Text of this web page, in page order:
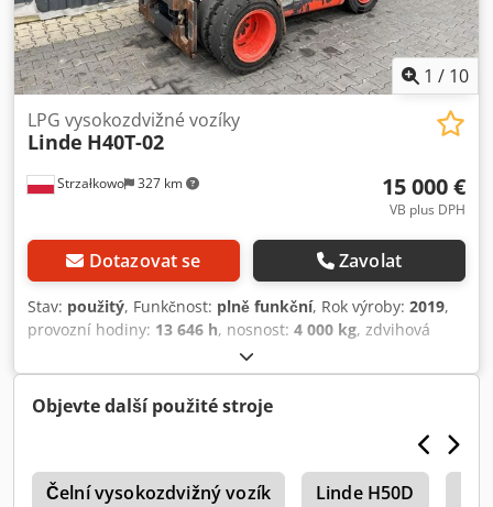
1 / 10
Strzałkowo 327 km
LPG vysokozdvižné vozíky
Linde H40T-02
15 000 €
VB plus DPH
Dotazovat se Zavolat
Stav: použitý, Funkčnost: plně funkční, Rok výroby: 2019,
provozní hodiny: 13 646 h, nosnost: 4 000 kg, zdvihová
plyn
stavební výška:2 620 mm, typ pohonu:Treibgas, Plynový
vysokozdvižný vozík ISO třída: ISO třída 3 = 2 500 - 4 999 kg
Typ stožáru: Standardní Stav: Připraven k provozu a plně
funkční Technický stav: dobrý Cjdswzp Dhspfx Apdsha 3.
ventil, 4. ventil, plná kabina, zdvojené pneumatiky,
Objevte další použité stroje
Čelní vysokozdvižný vozík Linde H50D